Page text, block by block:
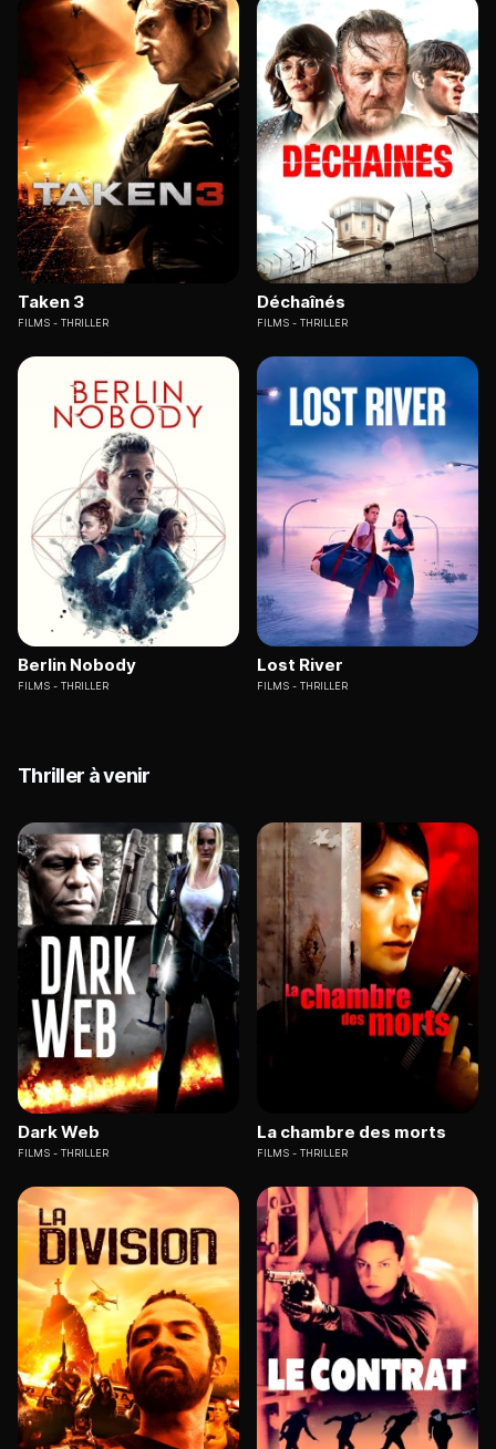
Taken 3
FILMS THRILLER
Déchaînés
FILMS THRILLER
Berlin Nobody
FILMS THRILLER
Lost River
FILMS THRILLER
Thriller à venir
Dark Web
FILMS THRILLER
La chambre des morts
FILMS THRILLER